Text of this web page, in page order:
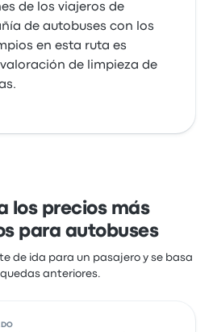
de los viajeros de
de autobuses con los
en esta ruta es
de limpieza de
los precios más
para autobuses
de ida para un pasajero y se basa
anteriores.